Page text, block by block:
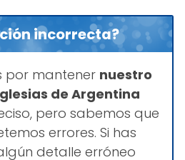
incorrecta?
por mantener nuestro
de Argentina
pero sabemos que
errores. Si has
detalle erróneo